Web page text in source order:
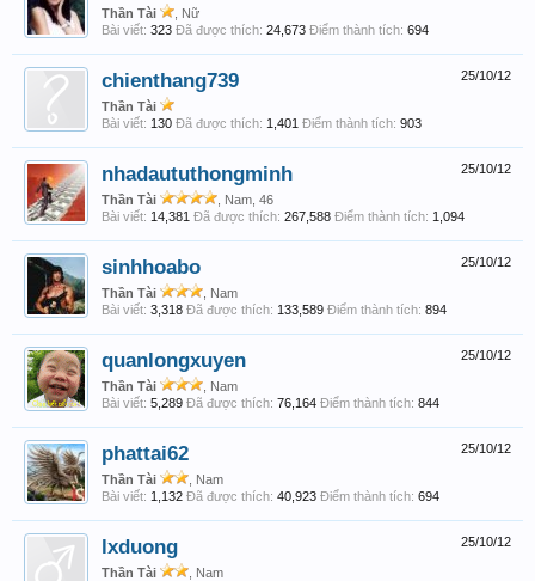
Thần Tài
, Nữ
Bài viết: 323 Đã được thích: 24,673 Điểm thành tích: 694
25/10/12
chienthang739
Thần Tài
Bài viết: 130 Đã được thích: 1,401 Điểm thành tích: 903
25/10/12
nhadaututhongminh
Thần Tài
, Nam, 46
Bài viết: 14,381 Đã được thích: 267,588 Điểm thành tích: 1,094
25/10/12
sinhhoabo
Thần Tài
, Nam
Bài viết: 3,318 Đã được thích: 133,589 Điểm thành tích: 894
25/10/12
quanlongxuyen
Thần Tài
, Nam
Bài viết: 5,289 Đã được thích: 76,164 Điểm thành tích: 844
25/10/12
phattai62
Thần Tài
, Nam
Bài viết: 1,132 Đã được thích: 40,923 Điểm thành tích: 694
25/10/12
lxduong
Thần Tài
, Nam